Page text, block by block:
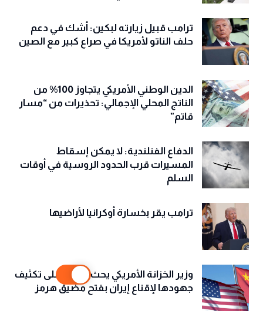
ترامب قبيل زيارته لبكين: أشك في دعم
حلف الناتو لأمريكا في صراع كبير مع الصين
الدين الوطني الأمريكي يتجاوز 100% من
الناتج المحلي الإجمالي: تحذيرات من “مسار
قاتم”
الدفاع الفنلندية: لا يمكن إسقاط
المسيرات قرب الحدود الروسية في أوقات
السلم
ترامب يقر بخسارة أوكرانيا لأراضيها
وزير الخزانة الأمريكي يحث الصين على تكثيف
جهودها لإقناع إيران بفتح مضيق هرمز